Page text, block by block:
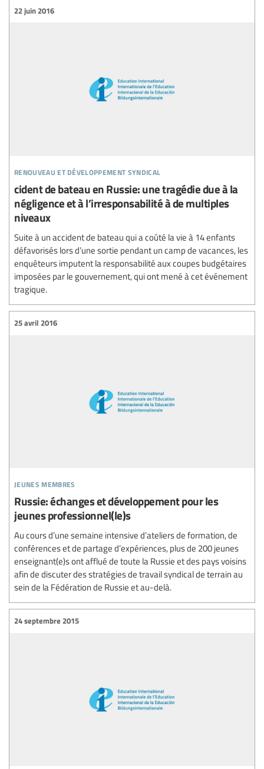
renouveau et développement syndical
22 juin 2016
cident de bateau en Russie: une tragédie due à la
négligence et à l’irresponsabilité à de multiples
niveaux
Suite à un accident de bateau qui a coûté la vie à 14 enfants
défavorisés lors d’une sortie pendant un camp de vacances, les
enquêteurs imputent la responsabilité aux coupes budgétaires
imposées par le gouvernement, qui ont mené à cet événement
tragique.
jeunes membres
25 avril 2016
Russie: échanges et développement pour les
jeunes professionnel(le)s
Au cours d’une semaine intensive d’ateliers de formation, de
conférences et de partage d’expériences, plus de 200 jeunes
enseignant(e)s ont afflué de toute la Russie et des pays voisins
afin de discuter des stratégies de travail syndical de terrain au
sein de la Fédération de Russie et au-delà.
24 septembre 2015